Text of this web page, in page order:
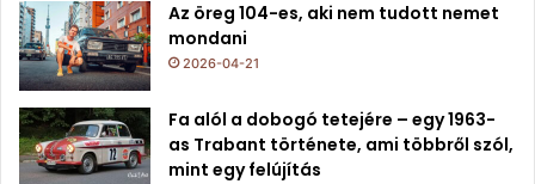
Az öreg 104-es, aki nem tudott nemet
mondani
2026-04-21
Fa alól a dobogó tetejére – egy 1963-
as Trabant története, ami többről szól,
mint egy felújítás